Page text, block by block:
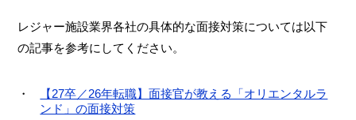
レジャー施設業界各社の具体的な面接対策については以下
の記事を参考にしてください。
【27卒／26年転職】面接官が教える「オリエンタルラ
ンド」の面接対策